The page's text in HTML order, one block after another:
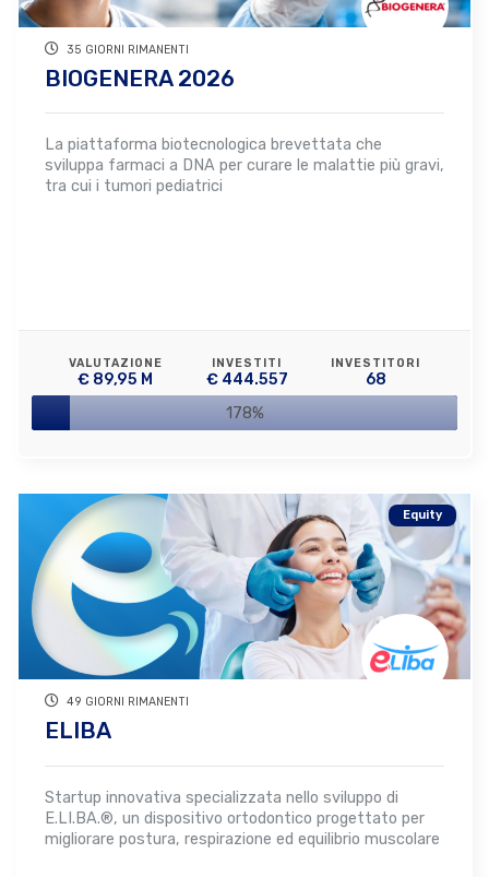
35 GIORNI RIMANENTI
BIOGENERA 2026
La piattaforma biotecnologica brevettata che
sviluppa farmaci a DNA per curare le malattie più gravi,
tra cui i tumori pediatrici
VALUTAZIONE
€ 89,95 M
INVESTITI
€ 444.557
INVESTITORI
68
178%
Equity
49 GIORNI RIMANENTI
ELIBA
Startup innovativa specializzata nello sviluppo di
E.LI.BA.®, un dispositivo ortodontico progettato per
migliorare postura, respirazione ed equilibrio muscolare